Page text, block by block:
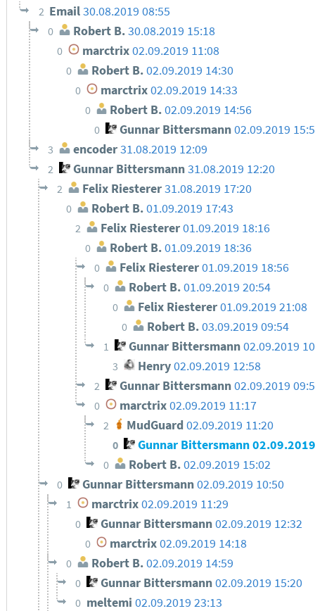
2 Email30.08.2019 08:55
0 Robert B. 30.08.2019 15:18
0 marctrix02.09.2019 11:08
0 Robert B.02.09.2019 14:30
0 marctrix02.09.2019 14:33
0 Robert B.02.09.2019 14:56
0 Gunnar Bittersmann 02.09.2019
3 encoder 31.08.2019 12:09
2 Gunnar Bittersmann 31.08.2019 12:20
2 Felix Riesterer31.08.2019 17:20
0 Robert B.01.09.2019 17:43
2 Felix Riesterer01.09.2019 18:16
0 Robert B.01.09.2019 18:36
0 Felix Riesterer 01.09.2019 18:56
0 Robert B.01.09.2019 20:54
0 Felix Riesterer01.09.2019 21:08
0 Robert B.03.09.2019 09:54
1 Gunnar Bittersmann02.09.2019
3 Henry02.09.2019 12:58
2 Gunnar Bittersmann 02.09.2019
0 marctrix 02.09.2019 11:17
2 MudGuard 02.09.2019 11:20
0 Gunnar Bittersmann
0 Robert B.02.09.2019 15:02
0 Gunnar Bittersmann02.09.2019 10:50
1 marctrix02.09.2019 11:29
0 Gunnar Bittersmann02.09.2019 12:32
0 marctrix02.09.2019 14:18
0 Robert B.02.09.2019 14:59
0 Gunnar Bittersmann02.09.2019 15:20
0 meltemi02.09.2019 23:13